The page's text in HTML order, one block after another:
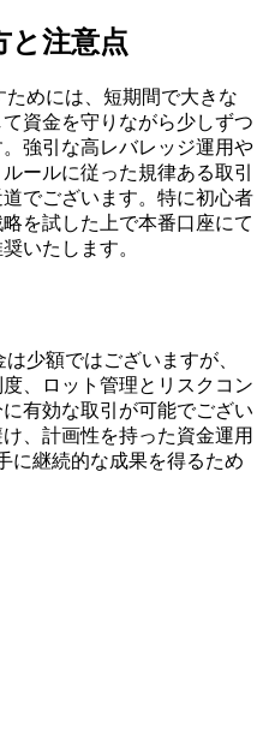
と注意点
めには、短期間で大きな
資金を守りながら少しずつ
強引な高レバレッジ運用や
ールに従った規律ある取引
でございます。特に初心者
を試した上で本番口座にて
いたします。
少額ではございますが、
、ロット管理とリスクコン
有効な取引が可能でござい
、計画性を持った資金運用
に継続的な成果を得るため